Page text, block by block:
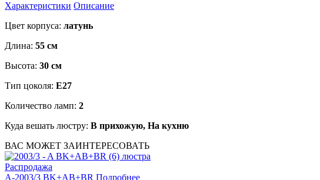
Характеристики Описание
Цвет корпуса: латунь
Длина: 55 см
Высота: 30 см
Тип цоколя: E27
Количество ламп: 2
Куда вешать люстру: В прихожую, На кухню
ВАС МОЖЕТ ЗАИНТЕРЕСОВАТЬ
Распродажа
A-2003/3 BK+AB+BR Подробнее